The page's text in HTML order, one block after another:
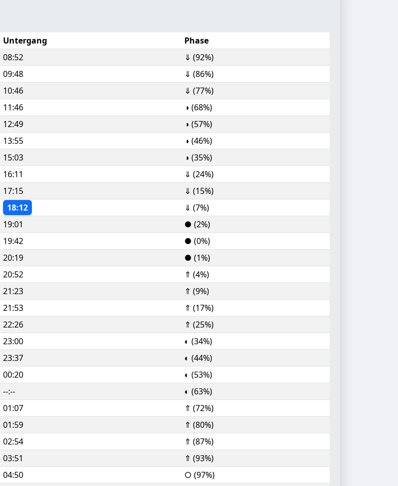
Untergang
Phase
08:52
⇓ (92%)
09:48
⇓ (86%)
10:46
⇓ (77%)
11:46
◑ (68%)
12:49
◑ (57%)
13:55
◑ (46%)
15:03
◑ (35%)
16:11
⇓ (24%)
17:15
⇓ (15%)
18:12
⇓ (7%)
19:01
● (2%)
19:42
● (0%)
20:19
● (1%)
20:52
⇑ (4%)
21:23
⇑ (9%)
21:53
⇑ (17%)
22:26
⇑ (25%)
23:00
◐ (34%)
23:37
◐ (44%)
00:20
◐ (53%)
--:--
◐ (63%)
01:07
⇑ (72%)
01:59
⇑ (80%)
02:54
⇑ (87%)
03:51
⇑ (93%)
04:50
○ (97%)